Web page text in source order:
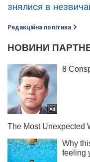
знялися в
Редакційна політика